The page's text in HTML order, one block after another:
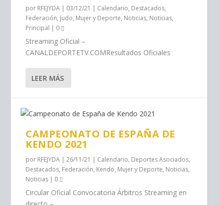
por RFEJYDA | 03/12/21 | Calendario, Destacados,
Federación, Judo, Mujer y Deporte, Noticias, Noticias,
Principal | 0
Streaming Oficial –
CANALDEPORTETV.COMResultados Oficiales
LEER MÁS
CAMPEONATO DE ESPAÑA DE
KENDO 2021
por RFEJYDA |26/11/21 | Calendario, Deportes Asociados,
Destacados, Federación, Kendo, Mujer y Deporte, Noticias,
Noticias | 0
Circular Oficial Convocatoria Árbitros Streaming en